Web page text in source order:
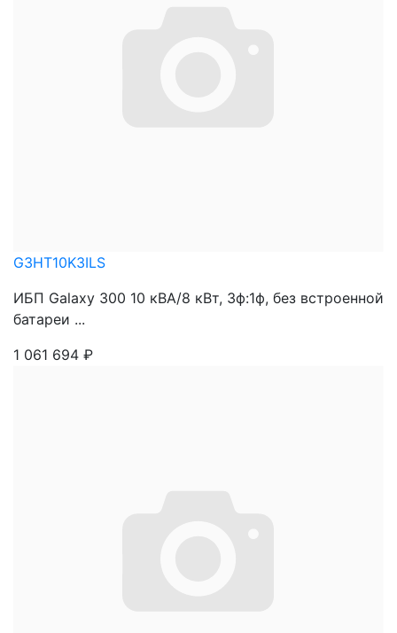
G3HT10K3ILS
ИБП Galaxy 300 10 кВА/8 кВт, 3ф:1ф, без встроенной
батареи ...
1 061 694 ₽